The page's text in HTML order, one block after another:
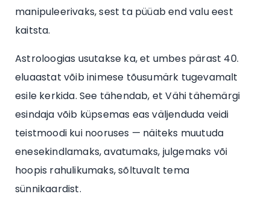
manipuleerivaks, sest ta püüab end valu eest
kaitsta.
Astroloogias usutakse ka, et umbes pärast 40.
eluaastat võib inimese tõusumärk tugevamalt
esile kerkida. See tähendab, et Vähi tähemärgi
esindaja võib küpsemas eas väljenduda veidi
teistmoodi kui nooruses — näiteks muutuda
enesekindlamaks, avatumaks, julgemaks või
hoopis rahulikumaks, sõltuvalt tema
sünnikaardist.